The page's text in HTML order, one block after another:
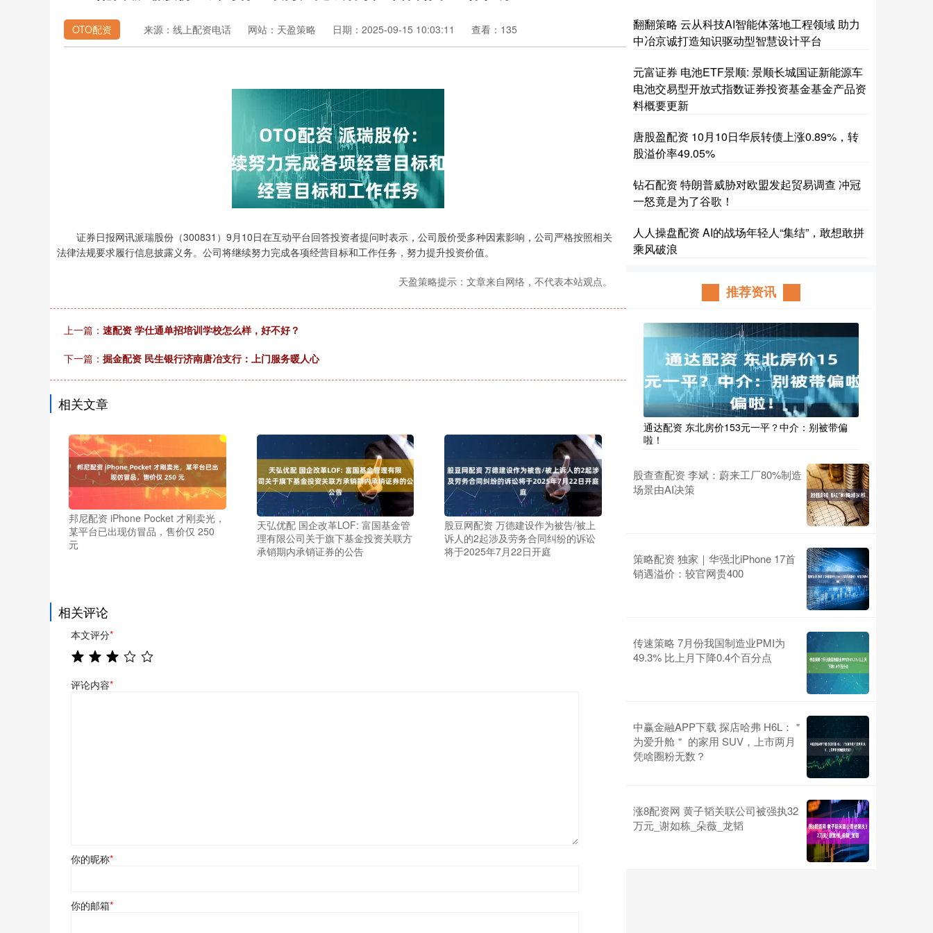
OTO配资 来源：线上配资电话 网站：天盈策略 日期：2025-09-15 10:03:11 查看：135
证券日报网讯派瑞股份（300831）9月10日在互动平台回答投资者提问时表示，公司股价受多种因素影响，公司严格按照相关
法律法规要求履行信息披露义务。公司将继续努力完成各项经营目标和工作任务，努力提升投资价值。
天盈策略提示：文章来自网络，不代表本站观点。
上一篇： 速配资 学仕通单招培训学校怎么样，好不好？
下一篇： 掘金配资 民生银行济南唐冶支行：上门服务暖人心
相关文章
邦尼配资 iPhone Pocket 才刚卖光，
某平台已出现仿冒品，售价仅 250
元
天弘优配 国企改革LOF: 富国基金管
理有限公司关于旗下基金投资关联方
承销期内承销证券的公告
股豆网配资 万德建设作为被告/被上
诉人的2起涉及劳务合同纠纷的诉讼
将于2025年7月22日开庭
相关评论
本文评分*
评论内容*
你的昵称*
你的邮箱*
翻翻策略 云从科技AI智能体落地工程领域 助力
中冶京诚打造知识驱动型智慧设计平台
元富证券 电池ETF景顺: 景顺长城国证新能源车
电池交易型开放式指数证券投资基金基金产品资
料概要更新
唐股盈配资 10月10日华辰转债上涨0.89%，转
股溢价率49.05%
钻石配资 特朗普威胁对欧盟发起贸易调查 冲冠
一怒竟是为了谷歌！
人人操盘配资 AI的战场年轻人“集结”，敢想敢拼
乘风破浪
推荐资讯
通达配资 东北房价153元一平？中介：别被带偏
啦！
股查查配资 李斌：蔚来工厂80%制造
场景由AI决策
策略配资 独家｜华强北iPhone 17首
销遇溢价：较官网贵400
传速策略 7月份我国制造业PMI为
49.3% 比上月下降0.4个百分点
中赢金融APP下载 探店哈弗 H6L：＂
为爱升舱＂ 的家用 SUV，上市两月
凭啥圈粉无数？
涨8配资网 黄子韬关联公司被强执32
万元_谢如栋_朵薇_龙韬